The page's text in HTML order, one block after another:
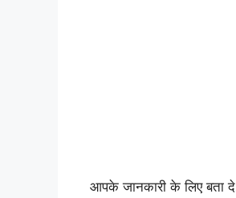
आपके जानकारी के लिए बता